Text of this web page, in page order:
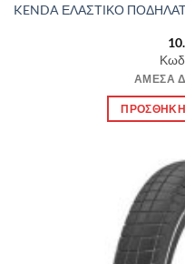
KENDA ΕΛΑΣΤΙΚΟ
ΆΜΕΣΑ
ΠΡΟΣΘΉΚΗ